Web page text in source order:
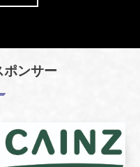
ンサー